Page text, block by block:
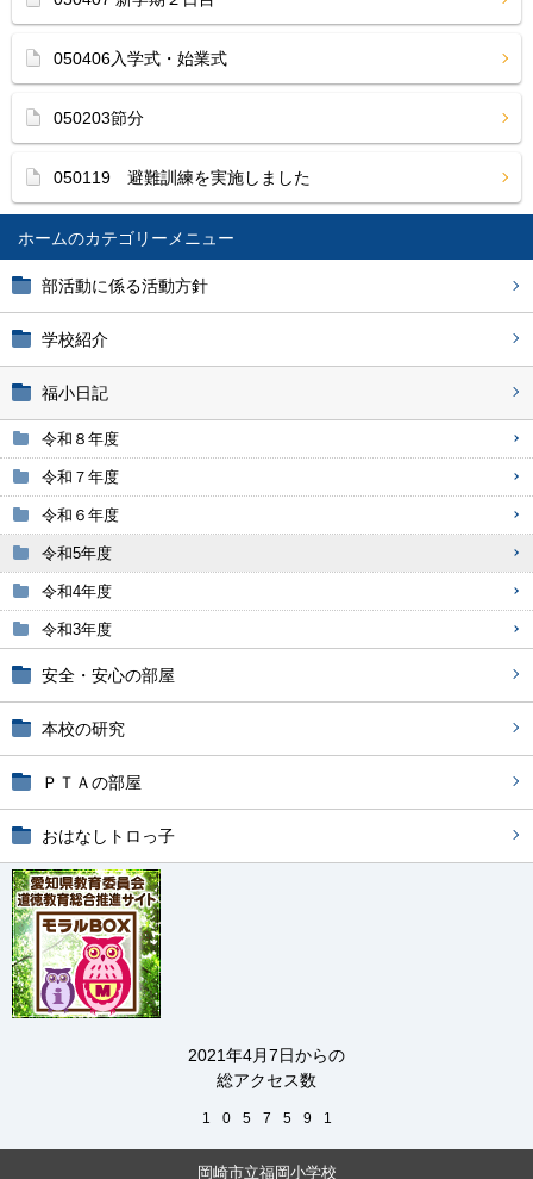
ホーム
部活動に係る活動方針
学校紹介
福小日記
令和８年度
令和７年度
令和６年度
令和5年度
令和4年度
令和3年度
安全・安心の部屋
本校の研究
ＰＴＡの部屋
おはなしトロっ子
2021年4月7日からの
総アクセス数
1 0 5 7 5 9 1
050406入学式・始業式
050203節分
050119 避難訓練を実施しました
岡崎市立福岡小学校